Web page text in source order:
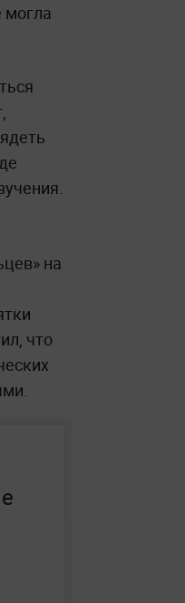
могла
на
что